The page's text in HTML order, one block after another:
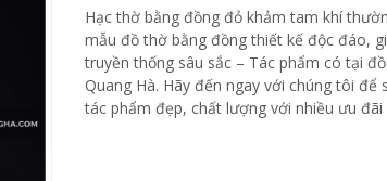
Hạc thờ bằng đồng đỏ khảm tam khí
mẫu đồ thờ bằng đồng thiết kế độc đáo,
truyền thống sâu sắc – Tác phẩm có tại
Quang Hà. Hãy đến ngay với chúng tôi để
tác phẩm đẹp, chất lượng với nhiều ưu đãi